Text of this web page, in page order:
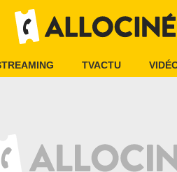
TVACTU